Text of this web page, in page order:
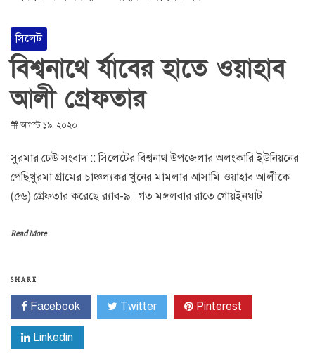
সিলেট
বিশ্বনাথে র্যাবের হাতে ওয়াহাব
আলী গ্রেফতার
আগস্ট ১৯, ২০২০
সুরমার ঢেউ সংবাদ :: সিলেটের বিশ্বনাথ উপজেলার অলংকারি ইউনিয়নের
পেছিখুরমা গ্রামের চাঞ্চল্যকর খুনের মামলার আসামি ওয়াহাব আলীকে
(৫৬) গ্রেফতার করেছে র‌্যাব-৯। গত মঙ্গলবার রাতে গোয়ইনঘাট
Read More
SHARE
Facebook Twitter Pinterest
Linkedin